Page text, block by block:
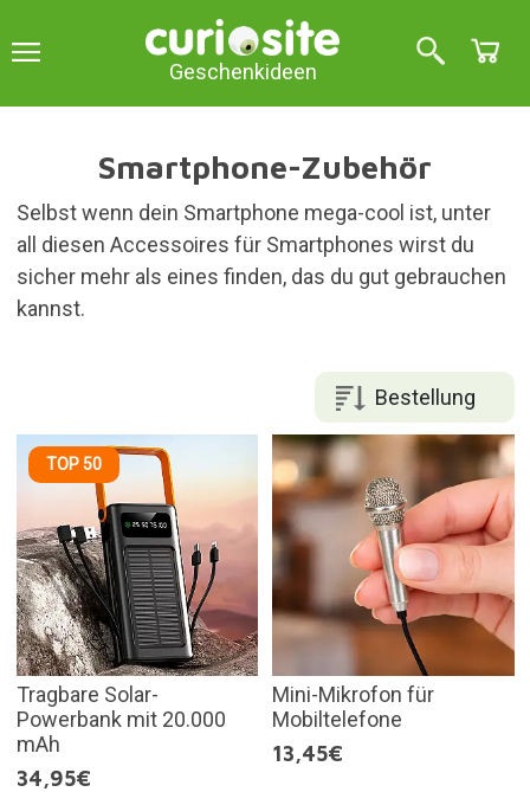
Geschenkideen
Smartphone-Zubehör
Selbst wenn dein Smartphone mega-cool ist, unter
all diesen Accessoires für Smartphones wirst du
sicher mehr als eines finden, das du gut gebrauchen
kannst.
Bestellung
TOP 50
Tragbare Solar-
Powerbank mit 20.000
mAh
34,95€
Mini-Mikrofon für
Mobiltelefone
13,45€